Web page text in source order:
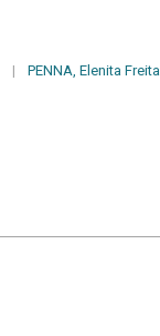
| PENNA, Elenita